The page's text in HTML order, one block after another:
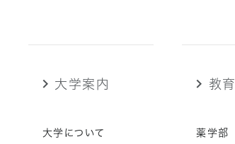
大学案内
大学について
教育
薬学部